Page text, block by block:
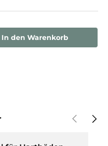
In den Warenkorb
Vorherige